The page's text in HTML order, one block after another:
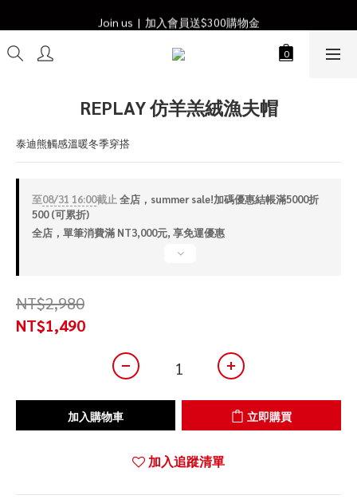
Join us  |  加入會員送$300購物金
Join us  |  加入會員送$300購物金
REPLAY 仿羊羔絨漁夫帽
泰迪熊觸感溫暖冬季穿搭
至08/31 16:00截止 全店，summer sale!加碼優惠結帳滿5000折
500 (可累折)
全店，單筆消費滿 NT3,000元, 享免運優惠
NT$2,980
NT$1,490
加入購物車 立即購買
加入追蹤清單